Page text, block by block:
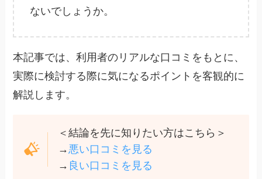
ないでしょうか。
本記事では、利用者のリアルな口コミをもとに、
実際に検討する際に気になるポイントを客観的に
解説します。
＜結論を先に知りたい方はこちら＞
→悪い口コミを見る
→ 良い口コミを見る